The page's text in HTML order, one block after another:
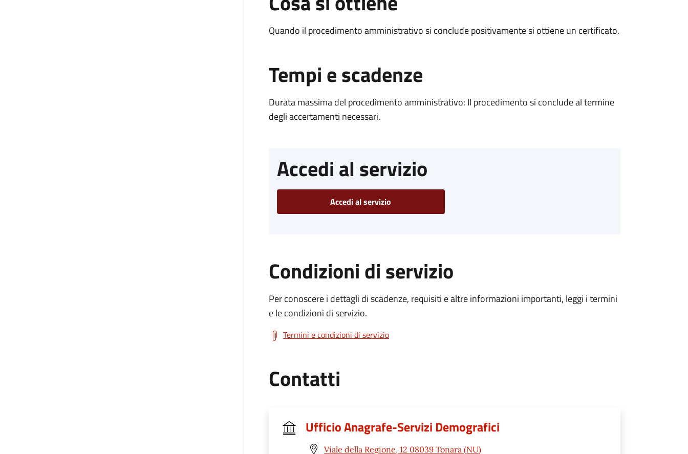
Quando il procedimento amministrativo si conclude positivamente si ottiene un certificato.
Tempi e scadenze
Durata massima del procedimento amministrativo: Il procedimento si conclude al termine
degli accertamenti necessari.
Accedi al servizio
Accedi al servizio
Condizioni di servizio
Per conoscere i dettagli di scadenze, requisiti e altre informazioni importanti, leggi i termini
e le condizioni di servizio.
Termini e condizioni di servizio
Contatti
Ufficio Anagrafe-Servizi Demografici
Viale della Regione, 12 08039 Tonara (NU)